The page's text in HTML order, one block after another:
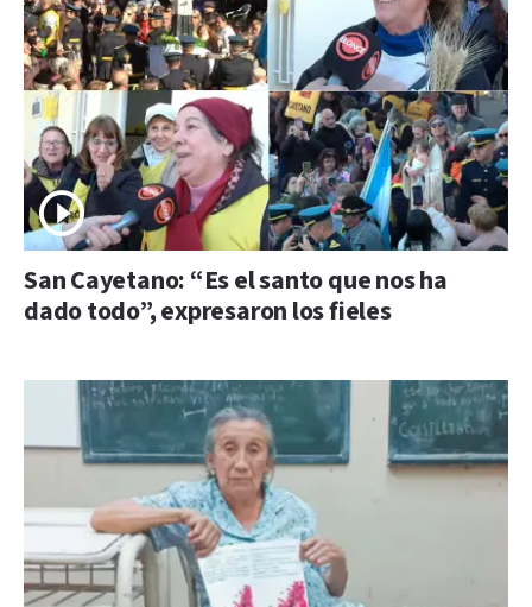
San Cayetano: “Es el santo que nos ha
dado todo”, expresaron los fieles